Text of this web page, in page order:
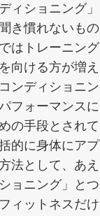
ィショニング」
き慣れないもの
はトレーニング
向ける方が増え
ンディショニン
フォーマンスに
の手段とされて
的に身体にアプ
法として、あえ
ョニング」とつ
ィットネスだけ